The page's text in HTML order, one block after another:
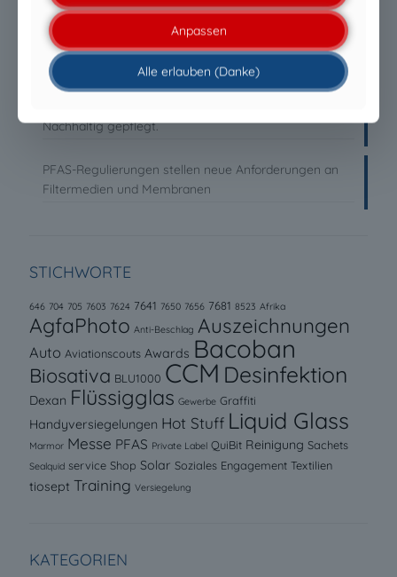
PFAS-frei ist heute nicht mehr das entscheidende
Kriterium. Entscheidend ist die technische
Leistungsfähigkeit.
Nachhaltig gepflegt.
PFAS-Regulierungen stellen neue Anforderungen an
Filtermedien und Membranen
STICHWORTE
646 704 705 7603 7624 7641 7650 7656 7681 8523 Afrika
AgfaPhoto Anti-Beschlag Auszeichnungen
Auto Aviationscouts Awards Bacoban
Biosativa BLU1000 CCM Desinfektion
Dexan Flüssigglas Gewerbe Graffiti
Handyversiegelungen Hot Stuff Liquid Glass
Marmor Messe PFAS Private Label QuiBit Reinigung Sachets
Sealquid service Shop Solar Soziales Engagement Textilien
tiosept Training Versiegelung
KATEGORIEN
Anpassen
Alle erlauben (Danke)